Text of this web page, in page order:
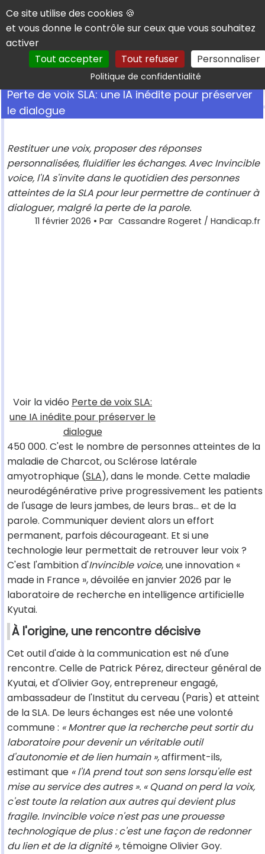
Panneau de gestion des cookies
Ce site utilise des cookies 🍪
et vous donne le contrôle sur ceux que vous souhaitez
activer
Tout accepter
Tout refuser Personnaliser
Politique de confidentialitéRechercher
Perte de voix SLA: une IA inédite pour préserver
le dialogue
Restituer une voix, proposer des réponses
personnalisées, fluidifier les échanges. Avec Invincible
voice, l'IA s'invite dans le quotidien des personnes
atteintes de la SLA pour leur permettre de continuer à
dialoguer, malgré la perte de la parole.
11 février 2026 • Par Cassandre Rogeret / Handicap.fr
Voir la vidéo Perte de voix SLA:
une IA inédite pour préserver le
dialogue
450 000. C'est le nombre de personnes atteintes de la
maladie de Charcot, ou Sclérose latérale
amyotrophique (SLA), dans le monde. Cette maladie
neurodégénérative prive progressivement les patients
de l'usage de leurs jambes, de leurs bras… et de la
parole. Communiquer devient alors un effort
permanent, parfois décourageant. Et si une
technologie leur permettait de retrouver leur voix ?
C'est l'ambition d'Invincible voice, une innovation «
made in France », dévoilée en janvier 2026 par le
laboratoire de recherche en intelligence artificielle
Kyutai.
À l'origine, une rencontre décisive
Cet outil d'aide à la communication est né d'une
rencontre. Celle de Patrick Pérez, directeur général de
Kyutai, et d'Olivier Goy, entrepreneur engagé,
ambassadeur de l'Institut du cerveau (Paris) et atteint
de la SLA. De leurs échanges est née une volonté
commune : « Montrer que la recherche peut sortir du
laboratoire pour devenir un véritable outil
d'autonomie et de lien humain »,affirment-ils,
estimant que « l'IA prend tout son sens lorsqu'elle est
mise au service des autres ». « Quand on perd la voix,
c'est toute la relation aux autres qui devient plus
fragile. Invincible voice n'est pas une prouesse
technologique de plus : c'est une façon de redonner
du lien et de la dignité », témoigne Olivier Goy.